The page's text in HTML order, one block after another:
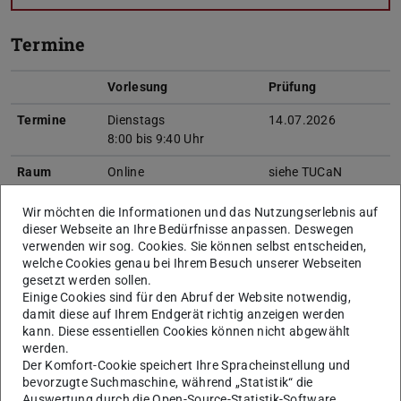
Termine
Vorlesung Prüfung
Termine
Dienstags
8:00 bis 9:40 Uhr
14.07.2026
Raum Online siehe TUCaN
Die Vorlesungen findet im Wechsel mit den Vorlesungen des
Moduls Unterirdisches Bauen statt.
Organisatorisches
Ansprechpartner:Dr.-Ing. Jens Turek, Dr.-Ing. Matthias
Schallert (Fachliches) und Alexander Kochnev, M.Sc.
(Lehrkoordination)
Wir möchten die Informationen und das Nutzungserlebnis auf
dieser Webseite an Ihre Bedürfnisse anpassen. Deswegen
verwenden wir sog. Cookies. Sie können selbst entscheiden,
welche Cookies genau bei Ihrem Besuch unserer Webseiten
gesetzt werden sollen.
Einige Cookies sind für den Abruf der Website notwendig,
damit diese auf Ihrem Endgerät richtig anzeigen werden
kann. Diese essentiellen Cookies können nicht abgewählt
werden.
Der Komfort-Cookie speichert Ihre Spracheinstellung und
bevorzugte Suchmaschine, während „Statistik“ die